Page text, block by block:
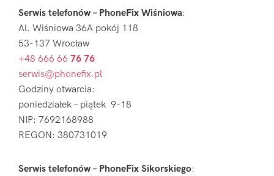
Serwis telefonów – PhoneFix Wiśniowa:
Al. Wiśniowa 36A pokój 118
53-137 Wrocław
+48 666 66 76 76
serwis@phonefix.pl
Godziny otwarcia:
poniedziałek – piątek 9-18
NIP: 7692168988
REGON: 380731019
Serwis telefonów – PhoneFix Sikorskiego: